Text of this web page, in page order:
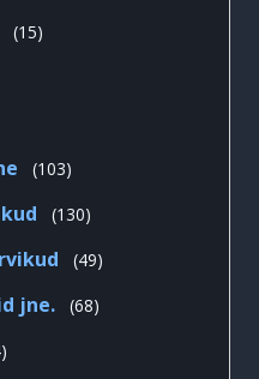
1515
103103
130130
4949
jne. 6868
84